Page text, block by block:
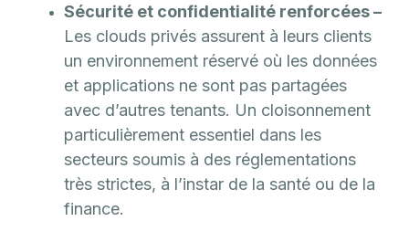
Sécurité et confidentialité renforcées –
Les clouds privés assurent à leurs clients
un environnement réservé où les données
et applications ne sont pas partagées
avec d’autres tenants. Un cloisonnement
particulièrement essentiel dans les
secteurs soumis à des réglementations
très strictes, à l’instar de la santé ou de la
finance.